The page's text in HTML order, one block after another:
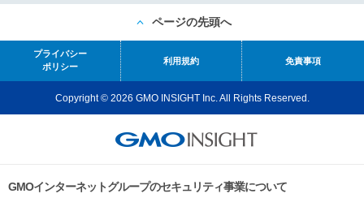
ページの先頭へ
プライバシー
ポリシー
利用規約 免責事項
Copyright © 2026 GMO INSIGHT Inc. All Rights Reserved.
GMOインターネットグループのセキュリティ事業について